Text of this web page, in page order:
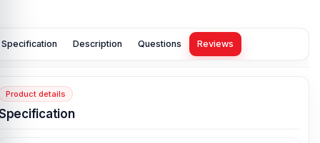
Specification Description Questions Reviews
Product details